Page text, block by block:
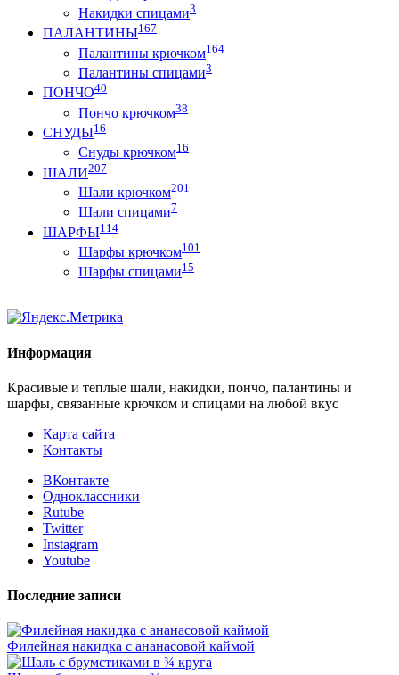
Накидки спицами3
ПАЛАНТИНЫ167
Палантины крючком164
Палантины спицами3
ПОНЧО40
Пончо крючком38
СНУДЫ16
Снуды крючком16
ШАЛИ207
Шали крючком201
Шали спицами7
ШАРФЫ114
Шарфы крючком101
Шарфы спицами15
Информация
Красивые и теплые шали, накидки, пончо, палантины и
шарфы, связанные крючком и спицами на любой вкус
Карта сайта
Контакты
ВКонтакте
Одноклассники
Rutube
Twitter
Instagram
Youtube
Последние записи
Филейная накидка с ананасовой каймой